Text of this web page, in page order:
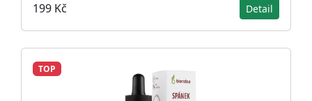
199 Kč Detail
TOP